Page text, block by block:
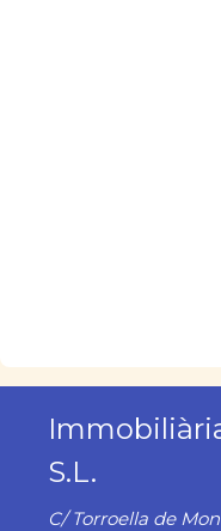
S.L.
C/ Torroella de